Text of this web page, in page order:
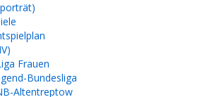
Frauen
Bundesliga
Altentreptow